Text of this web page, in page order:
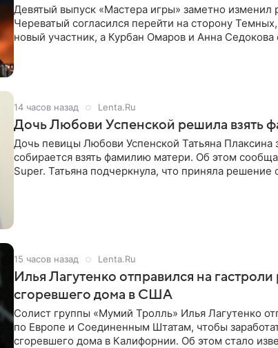
Девятый выпуск «Мастера игры» заметно изменил
Череватый согласился перейти на сторону
новый участник, а Курбан Омаров и Анна Седокова
14 часов назад Lenta.Ru
Дочь Любови Успенской решила взять
Дочь певицы Любови Успенской Татьяна Плаксина
собирается взять фамилию матери. Об этом
Super. Татьяна подчеркнула, что приняла
15 часов назад Lenta.Ru
Илья Лагутенко отправился на
сгоревшего дома в США
Солист группы «Мумий Тролль» Илья Лагутенко
по Европе и Соединенным Штатам, чтобы
сгоревшего дома в Калифорнии. Об этом стало